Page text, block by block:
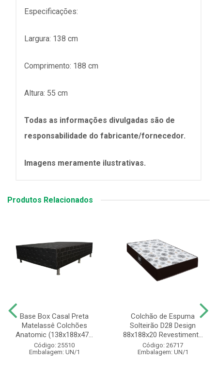
Especificações:
Largura: 138 cm
Comprimento: 188 cm
Altura: 55 cm
Todas as informações divulgadas são de
responsabilidade do fabricante/fornecedor.
Imagens meramente ilustrativas.
Produtos Relacionados
Base Box Casal Preta
Matelassê Colchões
Anatomic (138x188x47...
Código: 25510
Embalagem: UN/1
Colchão de Espuma
Solteirão D28 Design
88x188x20 Revestiment...
Código: 26717
Embalagem: UN/1